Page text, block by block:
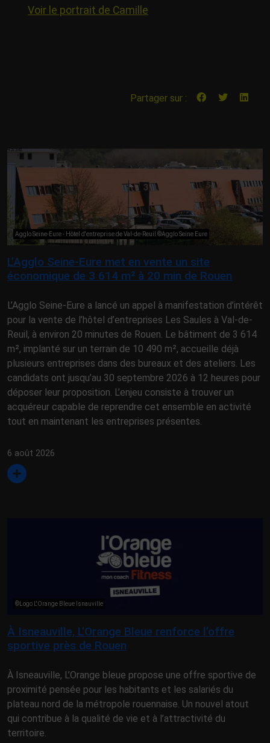
Voir le portrait de Camille
Partager sur :
Agglo Seine-Eure - Hôtel d'entreprise de Val-de-Reuil ©Agglo Seine Eure
L’Agglo Seine-Eure met en vente un site
économique de 3 614 m² à 20 min de Rouen
L’Agglo Seine-Eure a lancé un appel à manifestation d’intérêt
pour la vente de l’hôtel d’entreprises Les Saules à Val-de-
Reuil, à environ 20 minutes de Rouen. Le bâtiment de 3 614
m², implanté sur un terrain de 10 490 m², accueille déjà
plusieurs entreprises dans des bureaux et des ateliers. Les
candidats ont jusqu’au 30 septembre 2026 à 12 heures pour
déposer leur proposition. L’enjeu consiste à trouver un
acquéreur capable de reprendre cet ensemble en activité
tout en maintenant les entreprises présentes.
6 août 2026
©Logo L'Orange Bleue Isnauville
À Isneauville, L’Orange Bleue renforce l’offre
sportive près de Rouen
À Isneauville, L’Orange bleue propose une offre sportive de
proximité pensée pour les habitants et les salariés du
plateau nord de la métropole rouennaise. Un nouvel atout
qui contribue à la qualité de vie et à l’attractivité du
territoire.